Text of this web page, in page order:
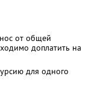
от общей
доплатить на
для одного